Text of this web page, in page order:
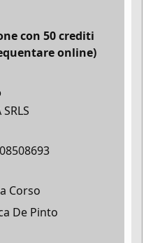
con 50 crediti
online)
Corso
De Pinto